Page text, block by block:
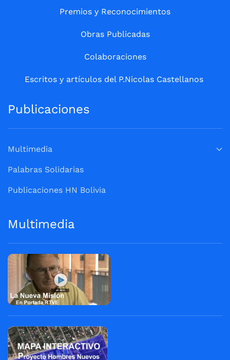
Premios y Reconocimientos
Obras Publicadas
Colaboraciones
Escritos y artículos del P.Nicolas Castellanos
Publicaciones
Multimedia
Palabras Solidarias
Publicaciones HN Bolivia
Multimedia